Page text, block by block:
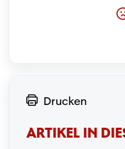
Drucken
ARTIKEL IN